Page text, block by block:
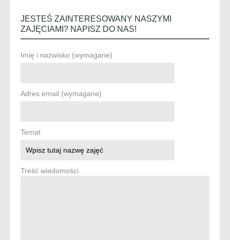
JESTEŚ ZAINTERESOWANY NASZYMI
ZAJĘCIAMI? NAPISZ DO NAS!
Imię i nazwisko (wymagane)
Adres email (wymagane)
Temat
Treść wiadomości